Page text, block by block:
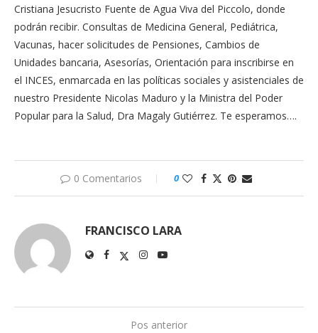
Cristiana Jesucristo Fuente de Agua Viva del Piccolo, donde
podrán recibir. Consultas de Medicina General, Pediátrica,
Vacunas, hacer solicitudes de Pensiones, Cambios de
Unidades bancaria, Asesorías, Orientación para inscribirse en
el INCES, enmarcada en las políticas sociales y asistenciales de
nuestro Presidente Nicolas Maduro y la Ministra del Poder
Popular para la Salud, Dra Magaly Gutiérrez. Te esperamos….
0 Comentarios 0
FRANCISCO LARA
Pos anterior